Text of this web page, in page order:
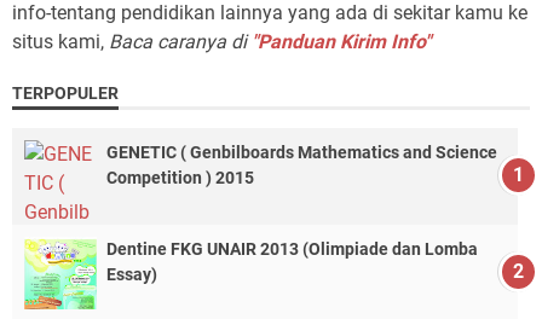
info-tentang pendidikan lainnya yang ada di sekitar kamu ke
situs kami, Baca caranya di "Panduan Kirim Info"
TERPOPULER
GENETIC ( Genbilboards Mathematics and Science
Competition ) 2015
Dentine FKG UNAIR 2013 (Olimpiade dan Lomba
Essay)